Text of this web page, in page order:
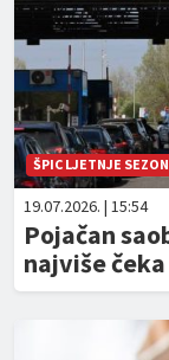
ŠPIC LJETNJE
19.07.2026. | 15:54
Pojačan
najviše čeka